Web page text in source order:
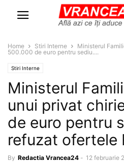
Home Stiri Interne
Ministerul
500.000 de euro pentru sediu....
Stiri Interne
Ministerul
unui privat
de euro pentru
refuzat ofertele
By Redactia Vrancea24 - 12 februarie